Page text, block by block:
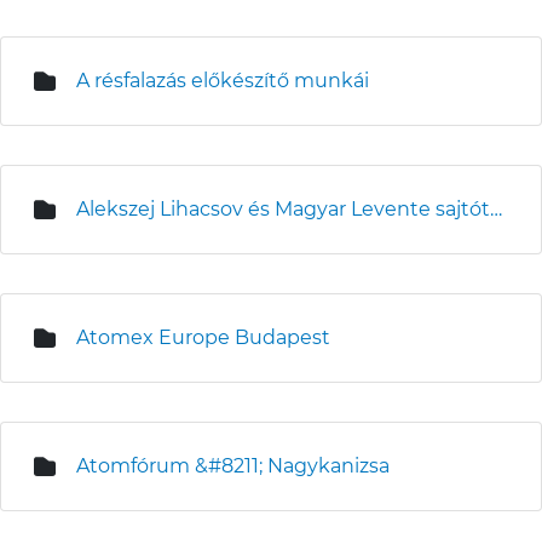
A résfalazás előkészítő munkái
Alekszej Lihacsov és Magyar Levente sajtótájékoztatója az építési területen
Atomex Europe Budapest
Atomfórum &#8211; Nagykanizsa